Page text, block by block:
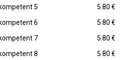
5
5.80 €
6
5.80 €
7
5.80 €
8
5.80 €